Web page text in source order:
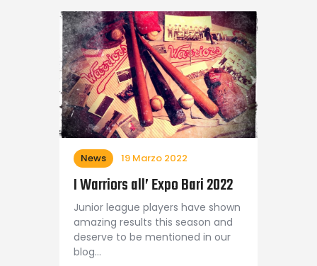
News 19 Marzo 2022
I Warriors all’ Expo Bari 2022
Junior league players have shown
amazing results this season and
deserve to be mentioned in our
blog…